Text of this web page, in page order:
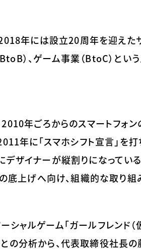
年には設立20周年を迎えた
）、ゲーム事業（BtoC）と
年ごろからのスマートフォン
年に「スマホシフト宣言」を打
デザイナーが縦割りになってい
底上げへ向け、組織的な取り組
ャルゲーム「ガールフレンド（仮
の分析から、代表取締役社長の